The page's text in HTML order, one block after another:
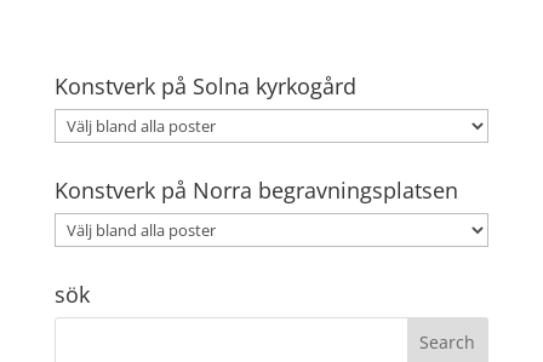
Konstverk på Solna kyrkogård
Konstverk på Norra begravningsplatsen
sök